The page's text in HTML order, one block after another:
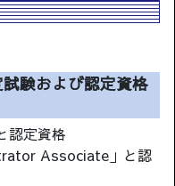
験および認定資格
定資格
Associate」と認